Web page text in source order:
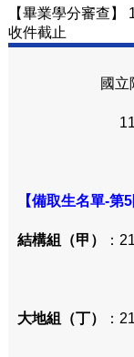
【畢業學分審查】
收件截止
國立
【備取生名單-第5
結構組（甲） ：
大地組（丁） ：